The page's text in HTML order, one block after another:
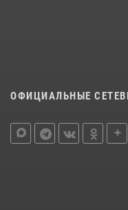
ОФИЦИАЛЬНЫЕ